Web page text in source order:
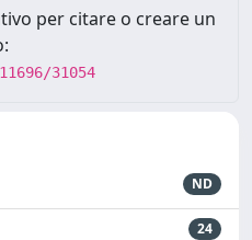
per citare o creare un
31054
ND
24